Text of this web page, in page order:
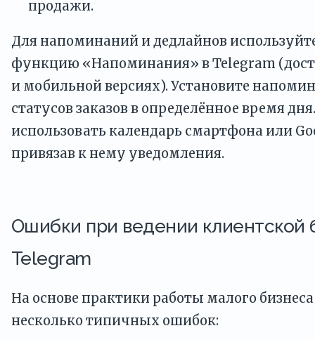
продажи.
Для напоминаний и дедлайнов
функцию «Напоминания» в Telegram
и мобильной версиях). Установите
статусов заказов в определённое время
использовать календарь смартфона или
привязав к нему уведомления.
Ошибки при ведении клиентской
Telegram
На основе практики работы малого
несколько типичных ошибок: